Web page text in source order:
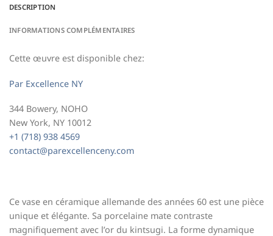
DESCRIPTION
INFORMATIONS COMPLÉMENTAIRES
Cette œuvre est disponible chez:
Par Excellence NY
344 Bowery, NOHO
New York, NY 10012
+1 (718) 938 4569
contact@parexcellenceny.com
Ce vase en céramique allemande des années 60 est une pièce
unique et élégante. Sa porcelaine mate contraste
magnifiquement avec l’or du kintsugi. La forme dynamique